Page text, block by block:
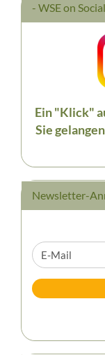
- WSE on
Ein "Klick"
Sie
Newsletter-
WEITER
ZUR
NEWSLETTER-
ANMELDUNG
E-
Mail